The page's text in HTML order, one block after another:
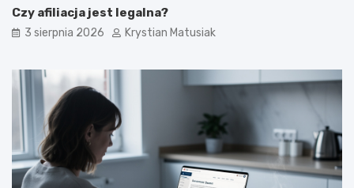
Czy afiliacja jest legalna?
3 sierpnia 2026 Krystian Matusiak